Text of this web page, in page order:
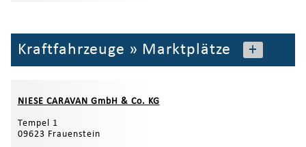
Kraftfahrzeuge » Marktplätze +
NIESE CARAVAN GmbH & Co. KG
Tempel 1
09623 Frauenstein